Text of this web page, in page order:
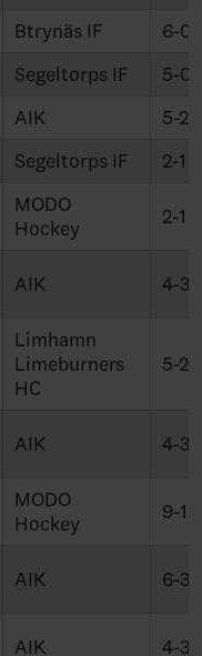
Btrynäs IF
6-0
Segeltorps IF
5-0
AIK
5-2
Segeltorps IF 2-1
MODO
Hockey
2-1
AIK 4-3
Limhamn
Limeburners
HC
5-2
AIK 4-3
MODO
Hockey
9-1
AIK 6-3
AIK 4-3